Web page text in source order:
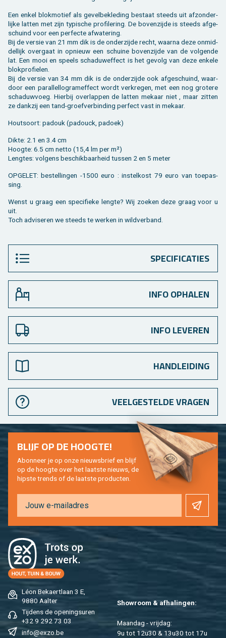
Een enkel blok­mo­tief als ge­vel­be­kle­ding be­staat steeds uit af­zon­der­
lij­ke lat­ten met zijn ty­pi­sche pro­fi­le­ring. De bo­ven­zij­de is steeds af­ge­
schuind voor een per­fec­te af­wa­te­ring.
Bij de ver­sie van 21 mm dik is de on­der­zij­de recht, waar­na deze on­mid­
del­lijk over­gaat in op­nieuw een schui­ne bo­ven­zij­de van de vol­gen­de
lat. Een mooi en speels scha­du­wef­fect is het ge­volg van deze en­ke­le
blok­pro­fie­len.
Bij de ver­sie van 34 mm dik is de on­der­zij­de ook af­ge­schuind, waar­
door een pa­ral­lel­lo­gramef­fect wordt ver­kre­gen, met een nog gro­te­re
scha­duw­voeg. Hier­bij over­lap­pen de lat­ten me­kaar niet , maar zit­ten
ze dank­zij een tand-groef­ver­bin­ding per­fect vast in me­kaar.
Hout­soort: pa­douk (pa­dou­ck, pa­doek)
Dikte: 2.1 en 3.4 cm
Hoog­te: 6.5 cm netto (15,4 lm per m²)
Leng­tes: vol­gens be­schik­baar­heid tus­sen 2 en 5 meter
OP­GE­LET: be­stel­lin­gen -1500 euro : in­stel­kost 79 euro van toe­pas­
sing.
Wenst u graag een spe­ci­fie­ke leng­te? Wij zoe­ken deze graag voor u
uit.
Toch ad­vi­se­ren we steeds te wer­ken in wild­ver­band.
SPECIFICATIES
INFO OPHALEN
INFO LEVEREN
HANDLEIDING
VEELGESTELDE VRAGEN
Léon Be­kaert­laan 3 E,
9880 Aal­ter
Tij­dens de ope­nings­uren
+32 9 292 73 03
info@​exzo.​be
Show­room & af­ha­lin­gen:
Maan­dag - vrij­dag:
9u tot 12u30 & 13u30 tot 17u
BLIJF OP DE HOOG­TE!
Abon­neer je op onze nieuws­brief en blijf
op de hoog­te over het laat­ste nieuws, de
hip­s­te trends of de laat­ste pro­duc­ten.